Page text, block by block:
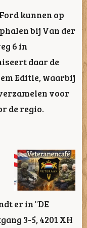
kunnen op
bij Van der
6 in
daar de
Editie, waarbij
voor
de regio.
er in "DE
3-5, 4201 XH